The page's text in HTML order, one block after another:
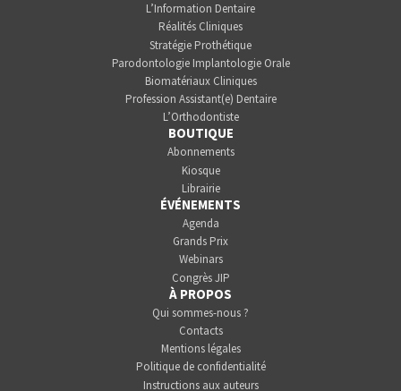
L’Information Dentaire
Réalités Cliniques
Stratégie Prothétique
Parodontologie Implantologie Orale
Biomatériaux Cliniques
Profession Assistant(e) Dentaire
L’Orthodontiste
BOUTIQUE
Abonnements
Kiosque
Librairie
ÉVÉNEMENTS
Agenda
Grands Prix
Webinars
Congrès JIP
À PROPOS
Qui sommes-nous ?
Contacts
Mentions légales
Politique de confidentialité
Instructions aux auteurs